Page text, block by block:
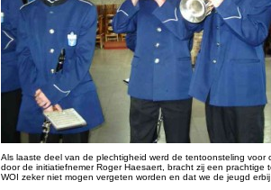
Als laaste deel van de plechtigheid werd de tentoonsteling
door de initiatiefnemer Roger Haesaert, bracht zij een
WOI zeker niet mogen vergeten worden en dat we de jeugd